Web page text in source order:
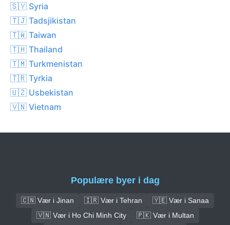
🇸🇾 Syria
🇹🇯 Tadsjikistan
🇹🇼 Taiwan
🇹🇭 Thailand
🇹🇲 Turkmenistan
🇹🇷 Tyrkia
🇺🇿 Usbekistan
🇻🇳 Vietnam
Populære byer i dag
🇨🇳 Vær i Jinan 🇮🇷 Vær i Tehran
🇾🇪 Vær i Sanaa
🇻🇳 Vær i Ho Chi Minh City
🇵🇰 Vær i Multan